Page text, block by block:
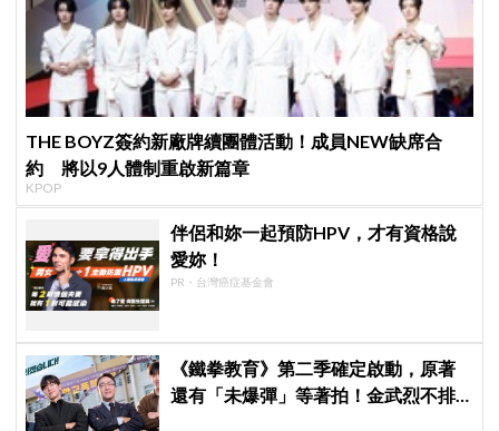
THE BOYZ簽約新廠牌續團體活動！成員NEW缺席合
約 將以9人體制重啟新篇章
KPOP
伴侶和妳一起預防HPV，才有資格說
愛妳！
PR・台灣癌症基金會
《鐵拳教育》第二季確定啟動，原著
還有「未爆彈」等著拍！金武烈不排